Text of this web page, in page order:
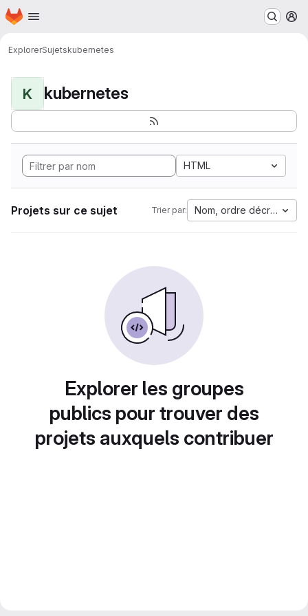
Passer au contenu principal
Page d'accueil
ExplorerSujetskubernetes
K kubernetes
HTML
Projets sur ce sujet Trier par: Nom, ordre décroissant
Explorer les groupes
publics pour trouver des
projets auxquels contribuer